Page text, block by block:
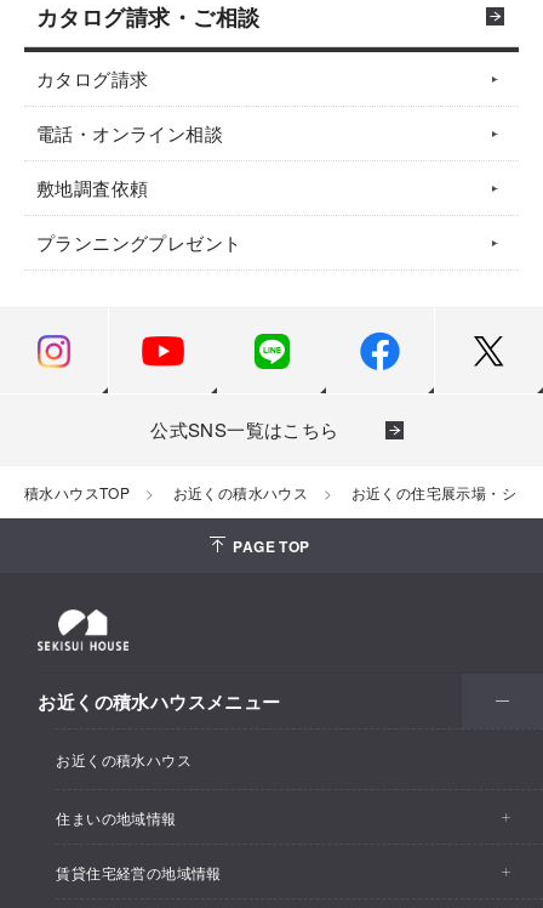
カタログ請求・ご相談
カタログ請求
電話・オンライン相談
敷地調査依頼
プランニングプレゼント
公式SNS一覧はこちら
積水ハウスTOP お近くの積水ハウス お近くの住宅展示場・ショ
PAGE TOP
お近くの積水ハウスメニュー
お近くの積水ハウス
住まいの地域情報
イベント情報
賃貸住宅経営の地域情報